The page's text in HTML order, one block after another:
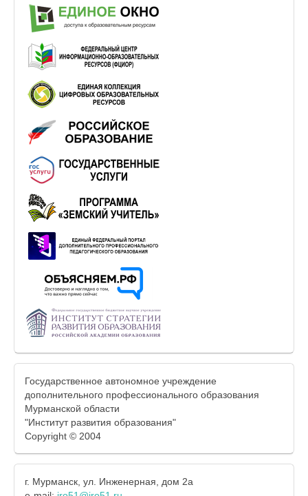
Государственное автономное учреждение
дополнительного профессионального образования
Мурманской области
"Институт развития образования"
Copyright © 2004
г. Мурманск, ул. Инженерная, дом 2а